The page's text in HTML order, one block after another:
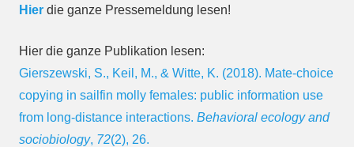
Hier die ganze Pressemeldung lesen!
Hier die ganze Publikation lesen:
Gierszewski, S., Keil, M., & Witte, K. (2018). Mate-choice
copying in sailfin molly females: public information use
from long-distance interactions. Behavioral ecology and
sociobiology, 72(2), 26.